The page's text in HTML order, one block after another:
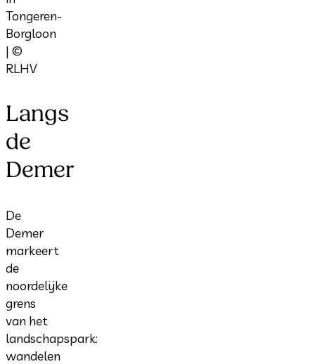
Tongeren-
Borgloon
| ©
RLHV
Langs
de
Demer
De
Demer
markeert
de
noordelijke
grens
van het
landschapspark:
wandelen